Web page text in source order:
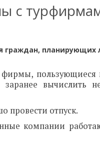
с
граждан, планирующих
фирмы,
вычислить
провести отпуск.
компании